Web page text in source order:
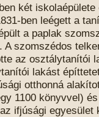
két iskolaépülete
ben leégett a
a paplak
szomszédos
az osztálytanítói
lakást
otthonná
1100 könyvvel) és
ifjúsági egyesület